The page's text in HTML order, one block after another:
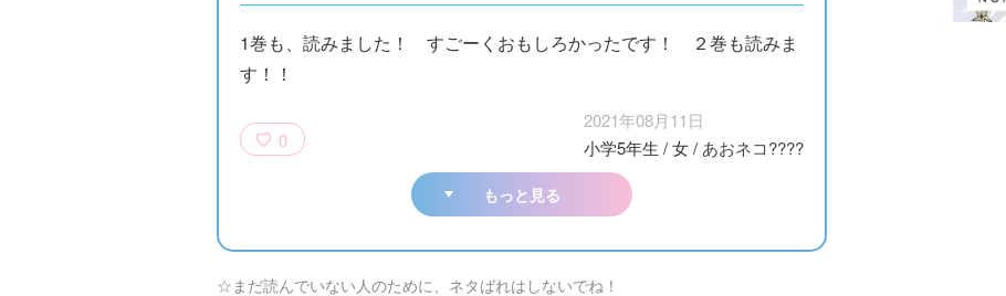
1巻も、読みました！ すごーくおもしろかったです！ ２巻も読みま
す！！
0
2021年08月11日
小学5年生 /女/ あおネコ????
もっと見る
☆まだ読んでいない人のために、ネタばれはしないでね！